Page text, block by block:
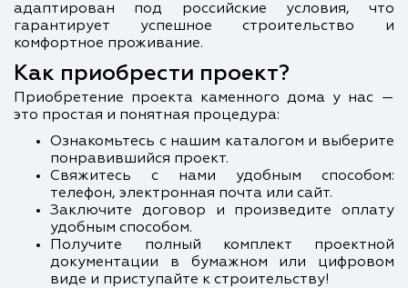
адаптирован под российские условия, что
гарантирует успешное строительство и
комфортное проживание.
Как приобрести проект?
Приобретение проекта каменного дома у нас —
это простая и понятная процедура:
Ознакомьтесь с нашим каталогом и выберите
понравившийся проект.
Свяжитесь с нами удобным способом:
телефон, электронная почта или сайт.
Заключите договор и произведите оплату
удобным способом.
Получите полный комплект проектной
документации в бумажном или цифровом
виде и приступайте к строительству!